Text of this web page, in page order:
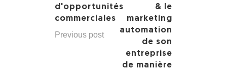
d'opportunités
commerciales
Previous post
& le
marketing
automation
de son
entreprise
de manière